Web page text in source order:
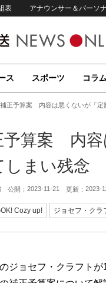
表 アナウンサー＆パーソ
ス スポーツ コラム
正予算案 内容は悪くないが「定
予算案 内容
しまい残念
公開： 2023-11-21 更新： 2023-
Cozy up! ジョセフ・クラ
ジョセフ・クラフト